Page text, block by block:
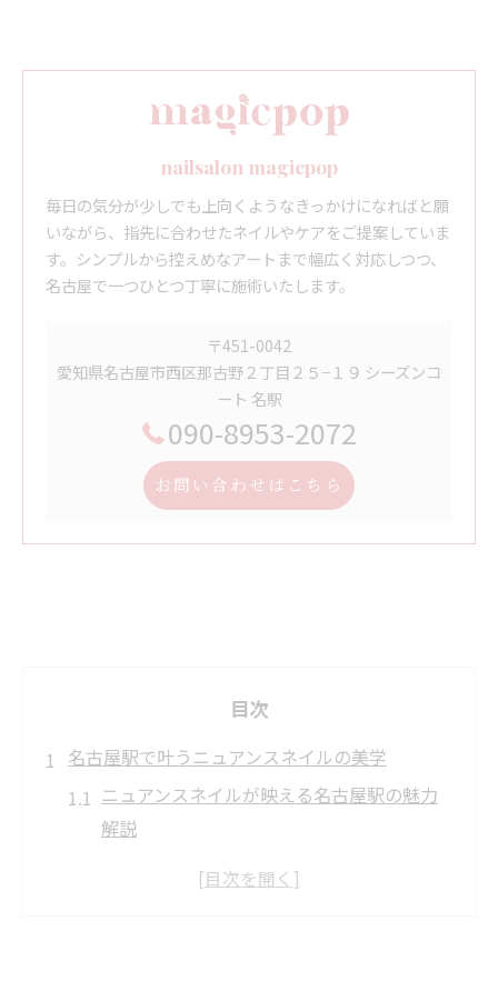
nailsalon magicpop
毎日の気分が少しでも上向くようなきっかけになればと願
いながら、指先に合わせたネイルやケアをご提案していま
す。シンプルから控えめなアートまで幅広く対応しつつ、
名古屋で一つひとつ丁寧に施術いたします。
〒451-0042
愛知県名古屋市西区那古野２丁目２５−１９ シーズンコ
ート 名駅
090-8953-2072
お問い合わせはこちら
目次
名古屋駅で叶うニュアンスネイルの美学
ニュアンスネイルが映える名古屋駅の魅力
解説
名古屋駅で楽しむ繊細ニュアンスネイル体